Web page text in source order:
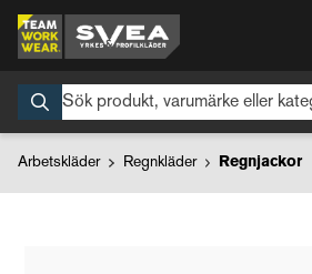
Arbetskläder Regnkläder Regnjackor